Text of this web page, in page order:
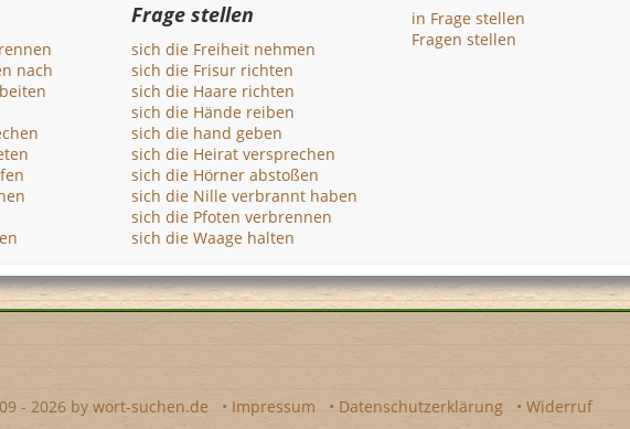
nach
Frage stellen
sich die Freiheit nehmen
sich die Frisur richten
sich die Haare richten
sich die Hände reiben
sich die hand geben
sich die Heirat versprechen
sich die Hörner abstoßen
sich die Nille verbrannt haben
sich die Pfoten verbrennen
sich die Waage halten
in Frage stellen
Fragen stellen
- 2026 by wort-suchen.de • Impressum • Datenschutzerklärung • Widerruf